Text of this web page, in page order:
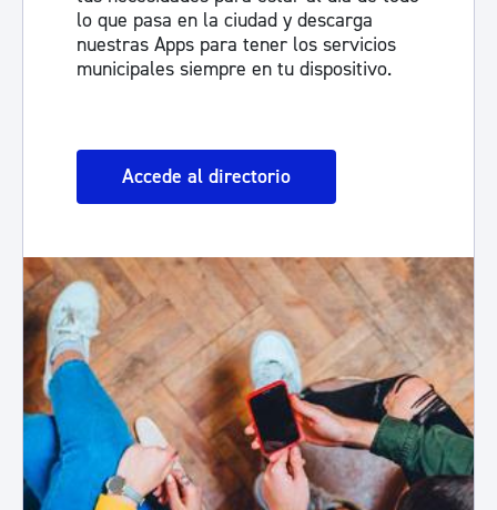
lo que pasa en la ciudad y descarga
nuestras Apps para tener los servicios
municipales siempre en tu dispositivo.
Accede al directorio